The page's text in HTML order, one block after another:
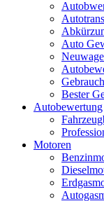
Auto
Bester
Autobewertung
Motoren